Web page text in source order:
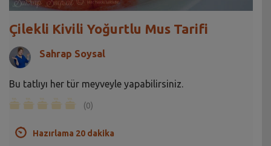
Çilekli Kivili Yoğurtlu Mus Tarifi
Sahrap Soysal
Bu tatlıyı her tür meyveyle yapabilirsiniz.
(0)
Hazırlama 20 dakika